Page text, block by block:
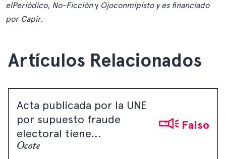
elPeriódico, No-Ficcióny Ojoconmipistoy es financiado
por Capir.
Artículos Relacionados
Acta publicada por la UNE
por supuesto fraude
electoral tiene...
Ocote
Falso